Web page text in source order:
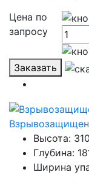
Цена по
запросу
Заказать
Высота:
Глубина:
Ширина